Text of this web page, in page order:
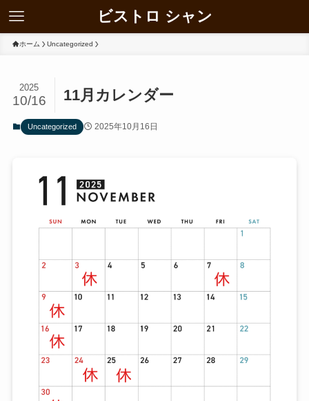
ビストロ シャン
ホーム Uncategorized
11月カレンダー
2025
10/16
Uncategorized 2025年10月16日